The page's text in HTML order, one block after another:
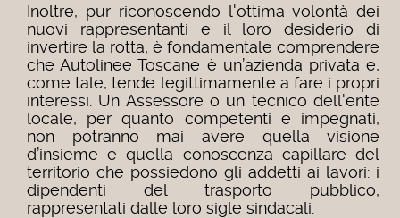
Inoltre, pur riconoscendo l'ottima volontà dei
nuovi rappresentanti e il loro desiderio di
invertire la rotta, è fondamentale comprendere
che Autolinee Toscane è un’azienda privata e,
come tale, tende legittimamente a fare i propri
interessi. Un Assessore o un tecnico dell'ente
locale, per quanto competenti e impegnati,
non potranno mai avere quella visione
d’insieme e quella conoscenza capillare del
territorio che possiedono gli addetti ai lavori: i
dipendenti del trasporto pubblico,
rappresentati dalle loro sigle sindacali.